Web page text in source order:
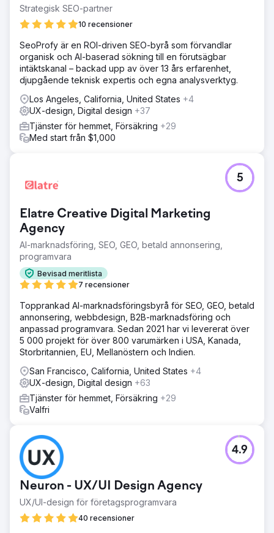
Strategisk SEO-partner
10 recensioner
SeoProfy är en ROI-driven SEO-byrå som förvandlar
organisk och AI-baserad sökning till en förutsägbar
intäktskanal – backad upp av över 13 års erfarenhet,
djupgående teknisk expertis och egna analysverktyg.
Los Angeles, California, United States +4
UX-design, Digital design +37
Tjänster för hemmet, Försäkring +29
Med start från $1,000
Elatre Creative Digital Marketing
Agency
AI-marknadsföring, SEO, GEO, betald annonsering,
programvara
Bevisad meritlista
7 recensioner
5
Topprankad AI-marknadsföringsbyrå för SEO, GEO, betald
annonsering, webbdesign, B2B-marknadsföring och
anpassad programvara. Sedan 2021 har vi levererat över
5 000 projekt för över 800 varumärken i USA, Kanada,
Storbritannien, EU, Mellanöstern och Indien.
San Francisco, California, United States +4
UX-design, Digital design +63
Tjänster för hemmet, Försäkring +29
Valfri
Neuron - UX/UI Design Agency
UX/UI-design för företagsprogramvara
40 recensioner
4.9